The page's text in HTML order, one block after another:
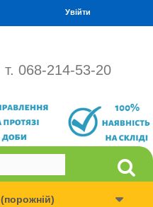
Увійти
т. 068-214-53-20
(порожній)